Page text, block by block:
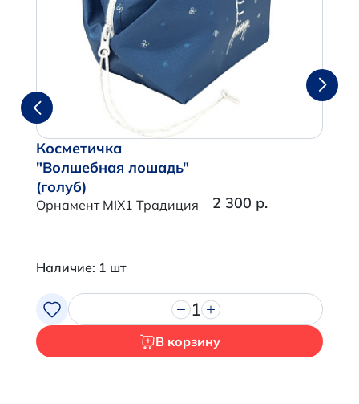
Косметичка
"Волшебная лошадь"
(голуб)
Орнамент MIX1 Традиция 2 300 р.
Наличие: 1 шт
1
В корзину